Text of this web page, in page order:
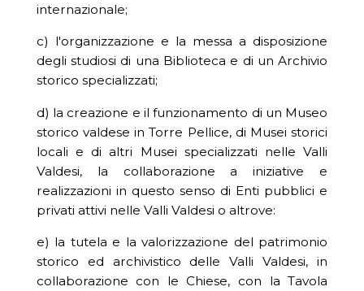
internazionale;
c) l'organizzazione e la messa a disposizione
degli studiosi di una Biblioteca e di un Archivio
storico specializzati;
d) la creazione e il funzionamento di un Museo
storico valdese in Torre Pellice, di Musei storici
locali e di altri Musei specializzati nelle Valli
Valdesi, la collaborazione a iniziative e
realizzazioni in questo senso di Enti pubblici e
privati attivi nelle Valli Valdesi o altrove:
e) la tutela e la valorizzazione del patrimonio
storico ed archivistico delle Valli Valdesi, in
collaborazione con le Chiese, con la Tavola